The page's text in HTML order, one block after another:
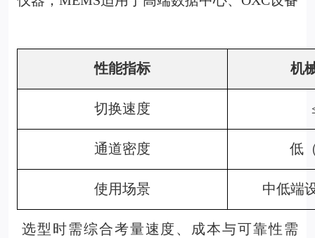
性能指标 机
切换速度
通道密度 低
使用场景 中低端
选型时需综合考量速度、成本与可靠性需